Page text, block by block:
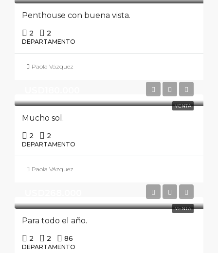
Penthouse con buena vista.
2 2
DEPARTAMENTO
Paola Vázquez
VENTA
Mucho sol.
2 2
DEPARTAMENTO
Paola Vázquez
VENTA
Para todo el año.
2 2 86
DEPARTAMENTO